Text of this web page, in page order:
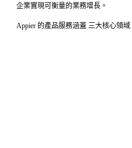
企業實現可衡量的業務增長。
Appier 的產品服務涵蓋 三大核心領